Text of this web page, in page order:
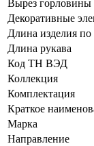
Вырез горловины
Декоративные
Длина изделия
Длина рукава
Код ТН ВЭД
Коллекция
Комплектация
Краткое
Марка
Направление